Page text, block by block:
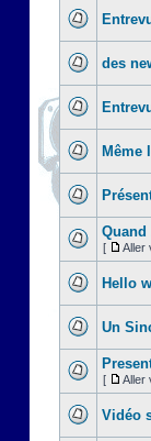
des
Même
[ Aller
Hello
Un
[ Aller
Vidéo